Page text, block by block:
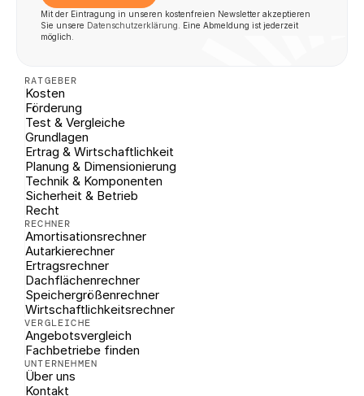
Mit der Eintragung in unseren kostenfreien Newsletter akzeptieren
Sie unsere Datenschutzerklärung . Eine Abmeldung ist jederzeit
möglich.
RATGEBER
Kosten
Förderung
Test & Vergleiche
Grundlagen
Ertrag & Wirtschaftlichkeit
Planung & Dimensionierung
Technik & Komponenten
Sicherheit & Betrieb
Recht
RECHNER
Amortisationsrechner
Autarkierechner
Ertragsrechner
Dachflächenrechner
Speichergrößenrechner
Wirtschaftlichkeitsrechner
VERGLEICHE
Angebotsvergleich
Fachbetriebe finden
UNTERNEHMEN
Über uns
Kontakt